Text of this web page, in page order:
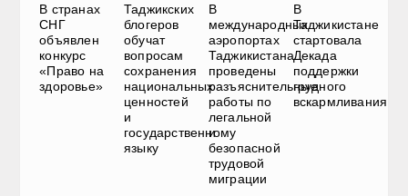
В странах
СНГ
объявлен
конкурс
«Право на
здоровье»
Таджикских
блогеров
обучат
вопросам
сохранения
национальных
ценностей
и
государственному
языку
В
международных
аэропортах
Таджикистана
проведены
разъяснительные
работы по
легальной
и
безопасной
трудовой
миграции
В
Таджикистане
стартовала
Декада
поддержки
грудного
вскармливания